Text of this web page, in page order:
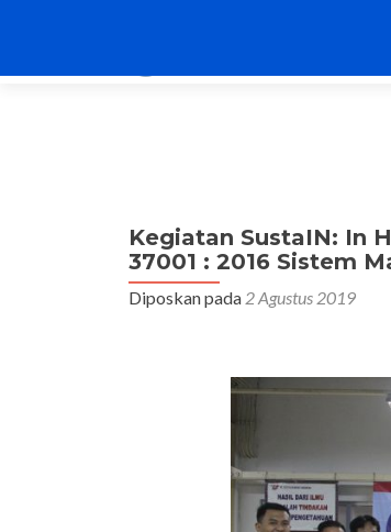
Kegiatan SustaIN: In
37001 : 2016 Sistem
Diposkan pada 2 Agustus 2019